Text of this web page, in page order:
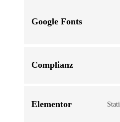
Google Fonts
Complianz
Elementor